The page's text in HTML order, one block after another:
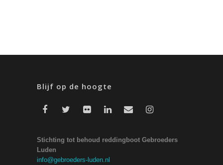
Blijf op de hoogte
Stichting tot behoud reddingboot Gebroeders
Luden
info@gebroeders-luden.nl